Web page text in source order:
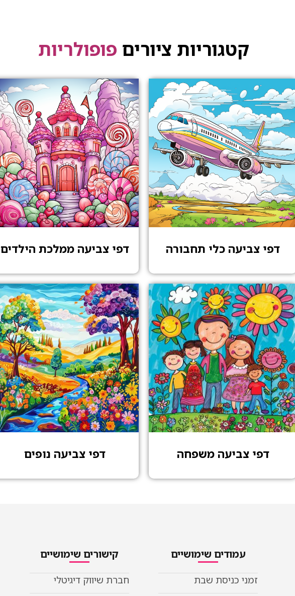
קטגוריות ציורים פופולריות
דפי צביעה כלי תחבורה דפי צביעה ממלכת הילדים
דפי צביעה משפחה דפי צביעה נופים
עמודים שימושיים
זמני כניסת שבת
קישורים שימושיים
חברת שיווק דיגיטלי